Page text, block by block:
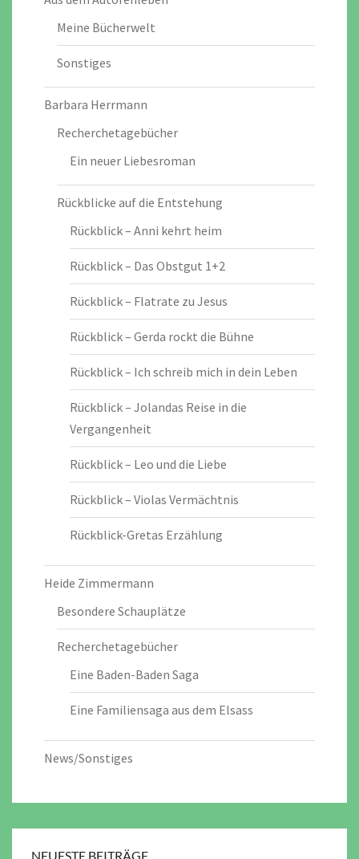
Meine Bücherwelt
Sonstiges
Barbara Herrmann
Recherchetagebücher
Ein neuer Liebesroman
Rückblicke auf die Entstehung
Rückblick – Anni kehrt heim
Rückblick – Das Obstgut 1+2
Rückblick – Flatrate zu Jesus
Rückblick – Gerda rockt die Bühne
Rückblick – Ich schreib mich in dein Leben
Rückblick – Jolandas Reise in die
Vergangenheit
Rückblick – Leo und die Liebe
Rückblick – Violas Vermächtnis
Rückblick-Gretas Erzählung
Heide Zimmermann
Besondere Schauplätze
Recherchetagebücher
Eine Baden-Baden Saga
Eine Familiensaga aus dem Elsass
News/Sonstiges
NEUESTE BEITRÄGE